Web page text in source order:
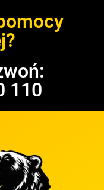
110